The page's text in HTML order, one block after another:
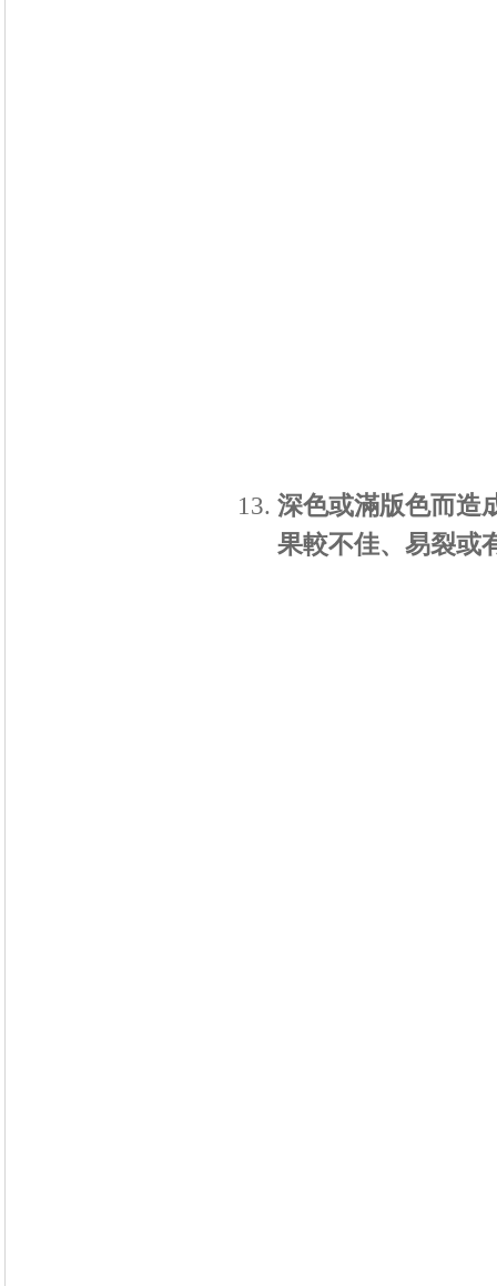
深色或滿版色而造
果較不佳、易裂或